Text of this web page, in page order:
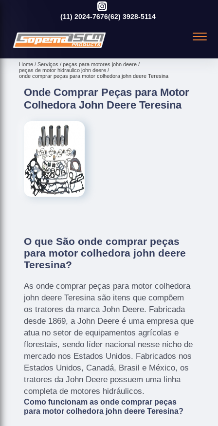
(11) 2024-7676(62) 3928-5114
Home Serviços
peças para motores john deere
peças de motor hidraulico john deere
onde comprar peças para motor colhedora john deere Teresina
Onde Comprar Peças para Motor
Colhedora John Deere Teresina
O que São onde comprar peças
para motor colhedora john deere
Teresina?
As onde comprar peças para motor colhedora
john deere Teresina são itens que compõem
os tratores da marca John Deere. Fabricada
desde 1869, a John Deere é uma empresa que
atua no setor de equipamentos agrícolas e
florestais, sendo líder nacional nesse nicho de
mercado nos Estados Unidos. Fabricados nos
Estados Unidos, Canadá, Brasil e México, os
tratores da John Deere possuem uma linha
completa de motores hidráulicos.
Como funcionam as onde comprar peças
para motor colhedora john deere Teresina?